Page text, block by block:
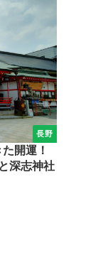
長野
開運！
深志神社